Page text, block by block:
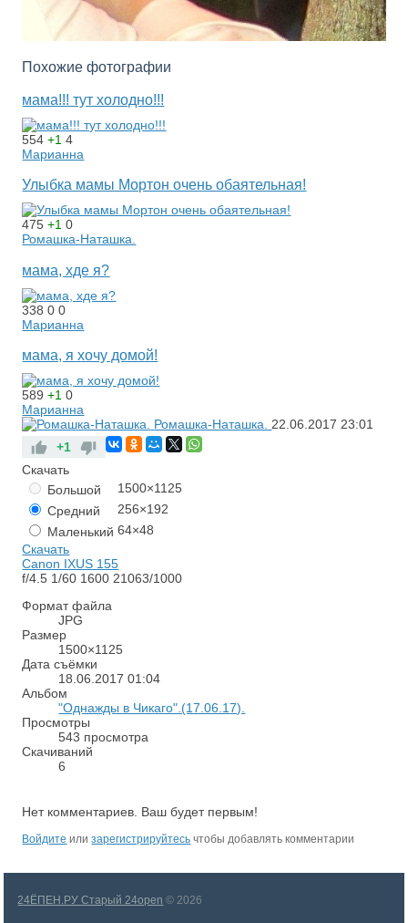
Похожие фотографии
мама!!! тут холодно!!!
554+14
Марианна
Улыбка мамы Мортон очень обаятельная!
475+10
Ромашка-Наташка.
мама, хде я?
33800
Марианна
мама, я хочу домой!
589+10
Марианна
Ромашка-Наташка. 22.06.2017 23:01
+1
Скачать
Большой
1500×1125
Средний
256×192
Маленький 64×48
Скачать
Canon IXUS 155
f/4.5 1/60 1600 21063/1000
Формат файла
JPG
Размер
1500×1125
Дата съёмки
18.06.2017 01:04
Альбом
"Однажды в Чикаго".(17.06.17).
Просмотры
543 просмотра
Скачиваний
6
Нет комментариев. Ваш будет первым!
Войдите илизарегистрируйтесь чтобы добавлять комментарии
24ЁПЕН.РУ Старый 24open © 2026